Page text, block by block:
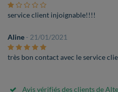
service client injoignable!!!!
Aline - 21/01/2021
très bon contact avec le service
Avis vérifiés des clients de